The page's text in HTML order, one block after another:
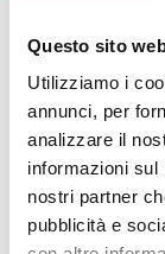
Questo sito
Utilizziamo i
annunci, per
analizzare il
informazioni
nostri partner
pubblicità e
Se si viene
abbassarsi
stare
vette isolate
cercare un